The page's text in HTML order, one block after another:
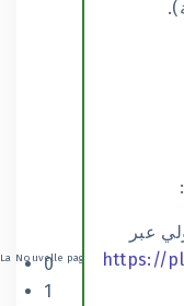
La Nouvelle page Facebook
0
1
عبر
https://